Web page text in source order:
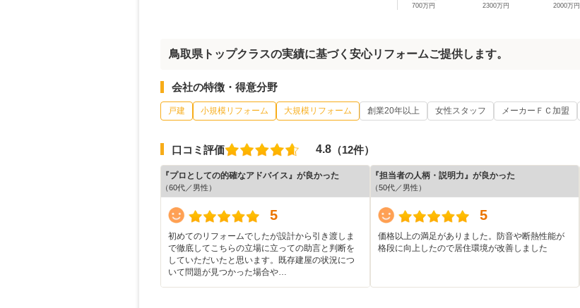
700万円
2300万円
2000万円
鳥取県トップクラスの実績に基づく安心リフォームご提供します。
会社の特徴・得意分野
戸建 小規模リフォーム 大規模リフォーム 創業20年以上 女性スタッフ メーカーＦＣ加盟
口コミ評価 4.8 （12件）
『プロとしての的確なアドバイス』が良かった
（60代／男性）
5
初めてのリフォームでしたが設計から引き渡しま
で徹底してこちらの立場に立っての助言と判断を
していただいたと思います。既存建屋の状況につ
いて問題が見つかった場合や…
『担当者の人柄・説明力』が良かった
（50代／男性）
5
価格以上の満足がありました。防音や断熱性能が
格段に向上したので居住環境が改善しました